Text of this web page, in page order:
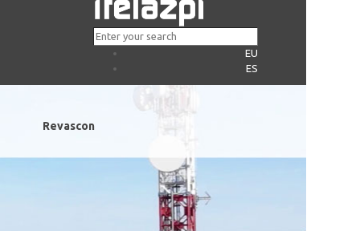
EU
ES
Revascon